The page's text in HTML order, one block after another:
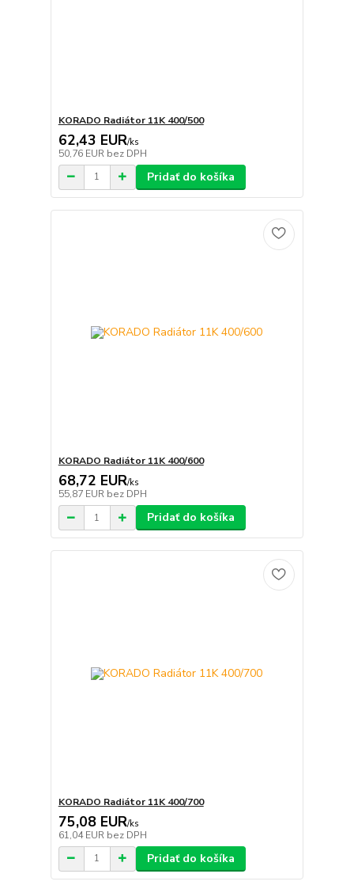
KORADO Radiátor 11K 400/500
62,43 EUR/ks
50,76 EUR bez DPH
Pridať do košíka
KORADO Radiátor 11K 400/600
68,72 EUR/ks
55,87 EUR bez DPH
Pridať do košíka
KORADO Radiátor 11K 400/700
75,08 EUR/ks
61,04 EUR bez DPH
Pridať do košíka